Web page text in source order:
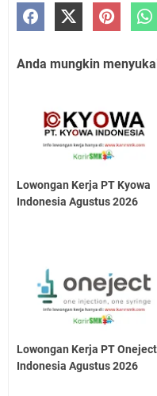
Anda mungkin
Lowongan Kerja PT Kyowa
Indonesia Agustus 2026
Lowongan Kerja PT Oneject
Indonesia Agustus 2026